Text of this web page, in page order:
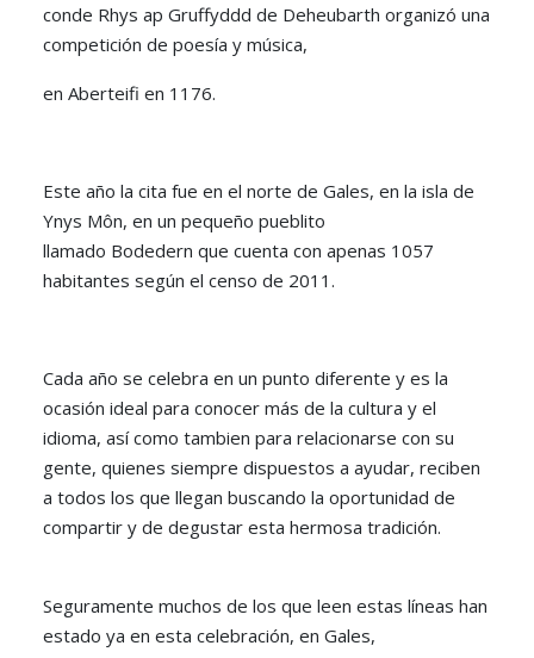
conde Rhys ap Gruffyddd de Deheubarth organizó una
competición de poesía y música,
en Aberteifi en 1176.
Este año la cita fue en el norte de Gales, en la isla de
Ynys Môn, en un pequeño pueblito
llamado Bodedern que cuenta con apenas 1057
habitantes según el censo de 2011.
Cada año se celebra en un punto diferente y es la
ocasión ideal para conocer más de la cultura y el
idioma, así como tambien para relacionarse con su
gente, quienes siempre dispuestos a ayudar, reciben
a todos los que llegan buscando la oportunidad de
compartir y de degustar esta hermosa tradición.
Seguramente muchos de los que leen estas líneas han
estado ya en esta celebración, en Gales,